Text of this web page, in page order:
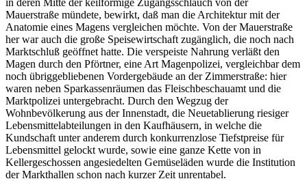
in deren Mitte der keilförmige Zugangsschlauch von der
Mauerstraße mündete, bewirkt, daß man die Architektur mit der
Anatomie eines Magens vergleichen möchte. Von der Mauerstraße
her war auch die große Speisewirtschaft zugänglich, die noch nach
Marktschluß geöffnet hatte. Die verspeiste Nahrung verläßt den
Magen durch den Pförtner, eine Art Magenpolizei, vergleichbar dem
noch übriggebliebenen Vordergebäude an der Zimmerstraße: hier
waren neben Sparkassenräumen das Fleischbeschauamt und die
Marktpolizei untergebracht. Durch den Wegzug der
Wohnbevölkerung aus der Innenstadt, die Neuetablierung riesiger
Lebensmittelabteilungen in den Kaufhäusern, in welche die
Kundschaft unter anderem durch konkurrenzlose Tiefstpreise für
Lebensmittel gelockt wurde, sowie eine ganze Kette von in
Kellergeschossen angesiedelten Gemüseläden wurde die Institution
der Markthallen schon nach kurzer Zeit unrentabel.